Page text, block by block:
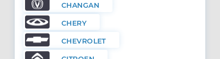
CHANGAN
CHERY
CHEVROLET